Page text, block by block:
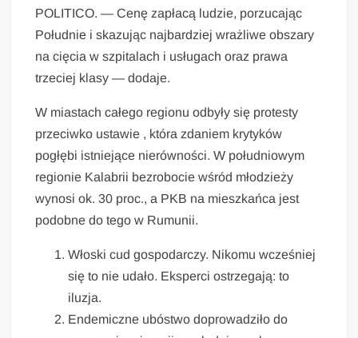
POLITICO. — Cenę zapłacą ludzie, porzucając
Południe i skazując najbardziej wrażliwe obszary
na cięcia w szpitalach i usługach oraz prawa
trzeciej klasy — dodaje.
W miastach całego regionu odbyły się protesty
przeciwko ustawie , która zdaniem krytyków
pogłębi istniejące nierówności. W południowym
regionie Kalabrii bezrobocie wśród młodzieży
wynosi ok. 30 proc., a PKB na mieszkańca jest
podobne do tego w Rumunii.
Włoski cud gospodarczy. Nikomu wcześniej
się to nie udało. Eksperci ostrzegają: to
iluzja.
Endemiczne ubóstwo doprowadziło do